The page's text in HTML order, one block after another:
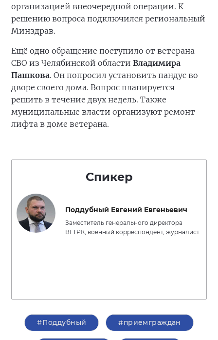
организацией внеочередной операции. К
решению вопроса подключился региональный
Минздрав.
Ещё одно обращение поступило от ветерана
СВО из Челябинской области Владимира
Пашкова. Он попросил установить пандус во
дворе своего дома. Вопрос планируется
решить в течение двух недель. Также
муниципальные власти организуют ремонт
лифта в доме ветерана.
Спикер
Поддубный Евгений Евгеньевич
Заместитель генерального директора
ВГТРК, военный корреспондент, журналист
#Поддубный #приемграждан